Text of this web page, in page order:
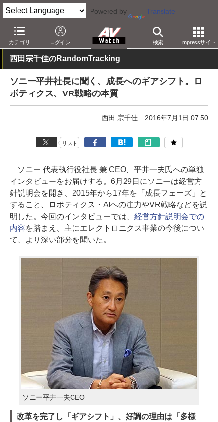
Powered by Translate
カテゴリ ログイン 検索 Impressサイト
AV Watch 動向 業界動向 経営/IR
西田宗千佳のRandomTracking
ソニー平井社長に聞く、成長へのギアシフト。ロ
ボティクス、VR戦略の本質
西田 宗千佳 2016年7月1日 07:50
リスト
ソニー 代表執行役社長 兼 CEO、平井一夫氏への単独
インタビューをお届けする。6月29日にソニーは経営方
針説明会を開き、2015年から17年を「成長フェーズ」と
すること、ロボティクス・AIへの注力やVR戦略などを説
明した。今回のインタビューでは、 経営方針説明会での
内容を踏まえ、主にエレクトロニクス事業の今後につい
て、より深い部分を聞いた。
ソニー平井一夫CEO
改革を完了し「ギアシフト」、好調の理由は「多様